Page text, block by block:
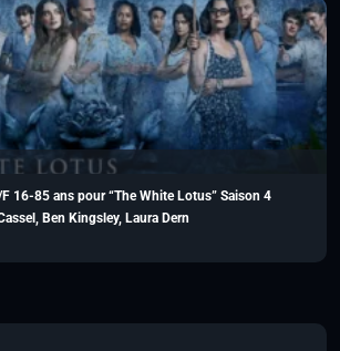
16-85 ans pour “The White Lotus” Saison 4
Ben Kingsley, Laura Dern